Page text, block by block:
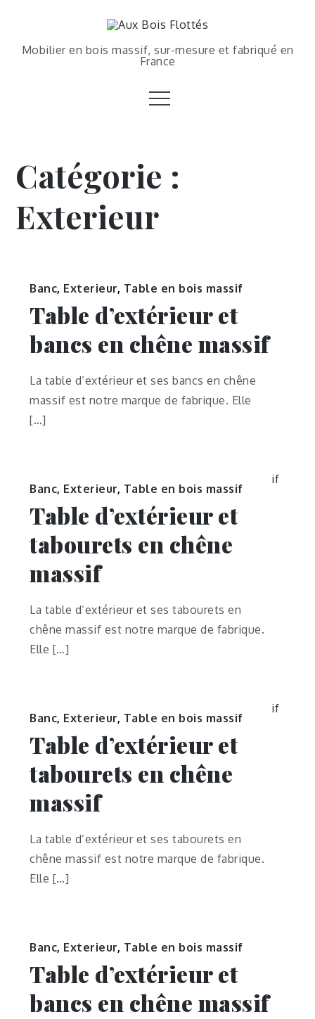
Mobilier en bois massif, sur-mesure et fabriqué en
France
Catégorie :
Exterieur
Banc, Exterieur, Table en bois massif
Table d’extérieur et
bancs en chêne massif
La table d’extérieur et ses bancs en chêne
massif est notre marque de fabrique. Elle
[…]
Banc, Exterieur, Table en bois massif
Table d’extérieur et
tabourets en chêne
massif
La table d’extérieur et ses tabourets en
chêne massif est notre marque de fabrique.
Elle […]
Banc, Exterieur, Table en bois massif
Table d’extérieur et
tabourets en chêne
massif
La table d’extérieur et ses tabourets en
chêne massif est notre marque de fabrique.
Elle […]
Banc, Exterieur, Table en bois massif
Table d’extérieur et
bancs en chêne massif